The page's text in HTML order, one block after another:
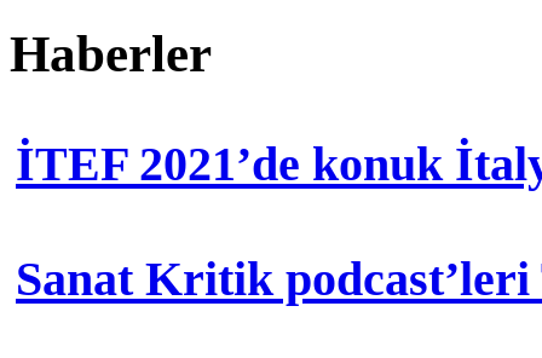
Haberler
İTEF 2021’de konuk
Sanat Kritik podcast’leri